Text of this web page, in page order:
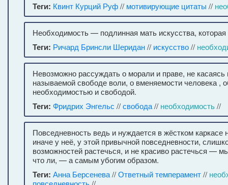
Теги: Квинт Курций Руф// мотивирующие цитаты //
Необходимость — подлинная мать искусства,
Теги: Ричард Бринсли Шеридан// искусство//
Невозможно рассуждать о морали и праве, не касаясь
называемой свободе воли, о вменяемости человека ,
необходимостью и свободой.
Теги: Фридрих Энгельс //свобода// необходимость//
Повседневность ведь и нуждается в жёстком каркасе
иначе у неё, у этой привычной повседневности,
возможностей растечься, и не красиво растечься —
что ли, — а самым убогим образом.
Теги: Анна Берсенева//Ответный темперамент//